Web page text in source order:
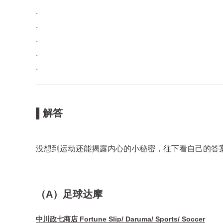
.
.
.
.
.
▌解答
没想到运动还能揭露内心的小秘密，往下看自己的答
（A）足球达摩
中川政七商店 Fortune Slip/ Daruma/ Sports/ Soccer